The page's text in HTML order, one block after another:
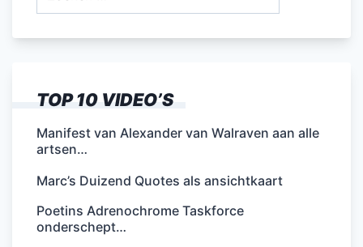
TOP 10 VIDEO’S
Manifest van Alexander van Walraven aan alle
artsen…
Marc’s Duizend Quotes als ansichtkaart
Poetins Adrenochrome Taskforce
onderschept…